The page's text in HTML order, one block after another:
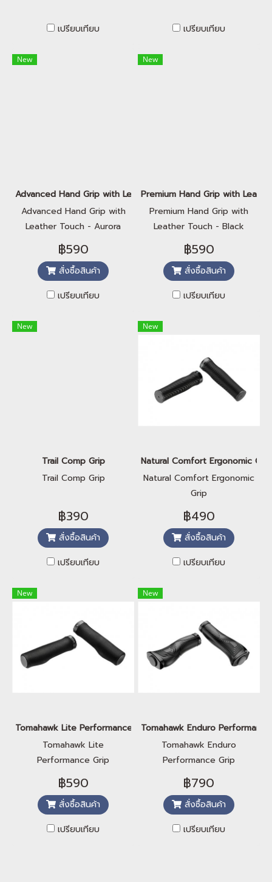
เปรียบเทียบ เปรียบเทียบ
New
Advanced Hand Grip with Leather Touch - Aurora
Advanced Hand Grip with
Leather Touch - Aurora
฿590
สั่งซื้อสินค้า
เปรียบเทียบ
New
Premium Hand Grip with
Premium Hand Grip with
Leather Touch - Black
Diamond
฿590
สั่งซื้อสินค้า
เปรียบเทียบ
New
Trail Comp Grip
Trail Comp Grip
฿390
สั่งซื้อสินค้า
เปรียบเทียบ
New
Natural Comfort Ergonomic Grip
Natural Comfort Ergonomic
Grip
฿490
สั่งซื้อสินค้า
เปรียบเทียบ
New
Tomahawk Lite Performance Grip
Tomahawk Lite
Performance Grip
฿590
สั่งซื้อสินค้า
เปรียบเทียบ
New
Tomahawk Enduro
Tomahawk Enduro
Performance Grip
฿790
สั่งซื้อสินค้า
เปรียบเทียบ